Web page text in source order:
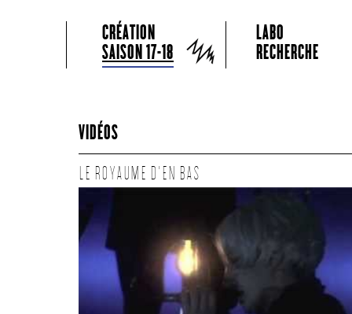
Grame
Menu principal
Aller au contenu principal
Aller au contenu secondaire
CRÉATION
SAISON 17-18
LABO
RECHERCHE
VIDÉOS
LE ROYAUME D'EN BAS